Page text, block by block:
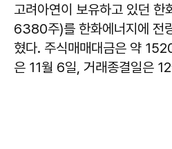
고려아연이 보유하고 있던
6380주)를 한화에너지에 전
혔다. 주식매매대금은 약
은 11월 6일, 거래종결일은